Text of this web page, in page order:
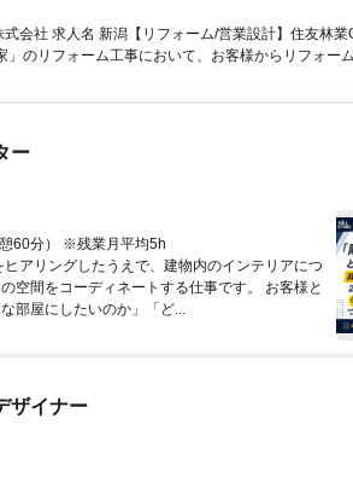
会社 求人名 新潟【リフォーム/営業設計】住友林
」のリフォーム工事において、お客様からリフォー
ー
60分） ※残業月平均5h
ヒアリングしたうえで、建物内のインテリアにつ
空間をコーディネートする仕事です。 お客様と
部屋にしたいのか」「ど...
ザイナー